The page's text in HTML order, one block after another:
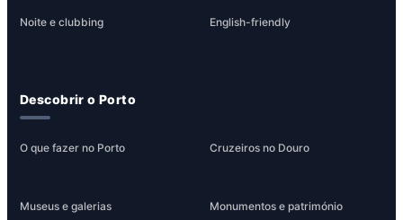
Noite e clubbing English-friendly
Descobrir o Porto
O que fazer no Porto Cruzeiros no Douro
Museus e galerias Monumentos e património